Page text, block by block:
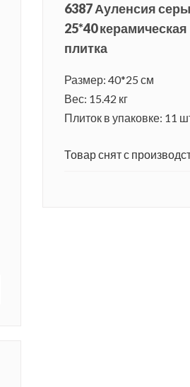
6387 Ауленсия
25*40 керамическая
плитка
Размер: 40*25 см
Вес: 15.42 кг
Плиток в упаковке: 11
Товар снят с